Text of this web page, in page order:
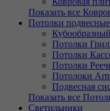
Показать все
Потолки подвесные
Потолки
Потолки
Потолки
Потолоки
Подвесная
Показать все
Светильники